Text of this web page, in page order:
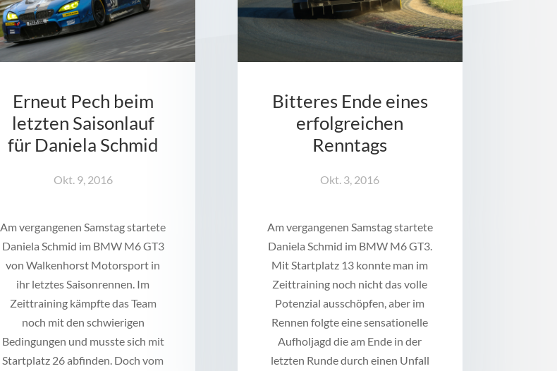
Erneut Pech beim
letzten Saisonlauf
für Daniela Schmid
Okt. 9, 2016
Am vergangenen Samstag startete
Daniela Schmid im BMW M6 GT3
von Walkenhorst Motorsport in
ihr letztes Saisonrennen. Im
Zeittraining kämpfte das Team
noch mit den schwierigen
Bedingungen und musste sich mit
Startplatz 26 abfinden. Doch vom
Bitteres Ende eines
erfolgreichen
Renntags
Okt. 3, 2016
Am vergangenen Samstag startete
Daniela Schmid im BMW M6 GT3.
Mit Startplatz 13 konnte man im
Zeittraining noch nicht das volle
Potenzial ausschöpfen, aber im
Rennen folgte eine sensationelle
Aufholjagd die am Ende in der
letzten Runde durch einen Unfall